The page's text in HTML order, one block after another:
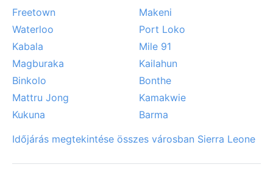
érzékenyebbek számára kellemetlen lehet. A viharok
érdemes rugalmasan tervezni.
Freetown
Makeni
Waterloo
Port Loko
Kabala
Mile 91
Magburaka
Kailahun
Binkolo
Bonthe
Mattru Jong
Kamakwie
Kukuna
Barma
Időjárás megtekintése összes városban Sierra Leone